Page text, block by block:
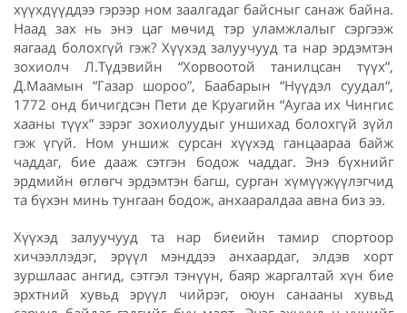
хүүхдүүддээ гэрээр ном заалгадаг байсныг санаж байна.
Наад зах нь энэ цаг мөчид тэр уламжлалыг сэргээж
яагаад болохгүй гэж? Хүүхэд залуучууд та нар эрдэмтэн
зохиолч Л.Түдэвийн “Хорвоотой танилцсан түүх”,
Д.Маамын “Газар шороо”, Баабарын “Нүүдэл суудал“,
1772 онд бичигдсэн Пети де Круагийн “Аугаа их Чингис
хааны түүх” зэрэг зохиолуудыг уншихад болохгүй зүйл
гэж үгүй. Ном уншиж сурсан хүүхэд ганцаараа байж
чаддаг, бие дааж сэтгэн бодож чаддаг. Энэ бүхнийг
эрдмийн өглөгч эрдэмтэн багш, сурган хүмүүжүүлэгчид
та бүхэн минь тунгаан бодож, анхааралдаа авна биз ээ.
Хүүхэд залуучууд та нар биеийн тамир спортоор
хичээллэдэг, эрүүл мэнддээ анхаардаг, элдэв хорт
зуршлаас ангид, сэтгэл тэнүүн, баяр жаргалтай хүн бие
эрхтний хувьд эрүүл чийрэг, оюун санааны хувьд